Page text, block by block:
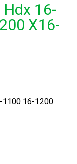
16-
X16-
1100 16-1200